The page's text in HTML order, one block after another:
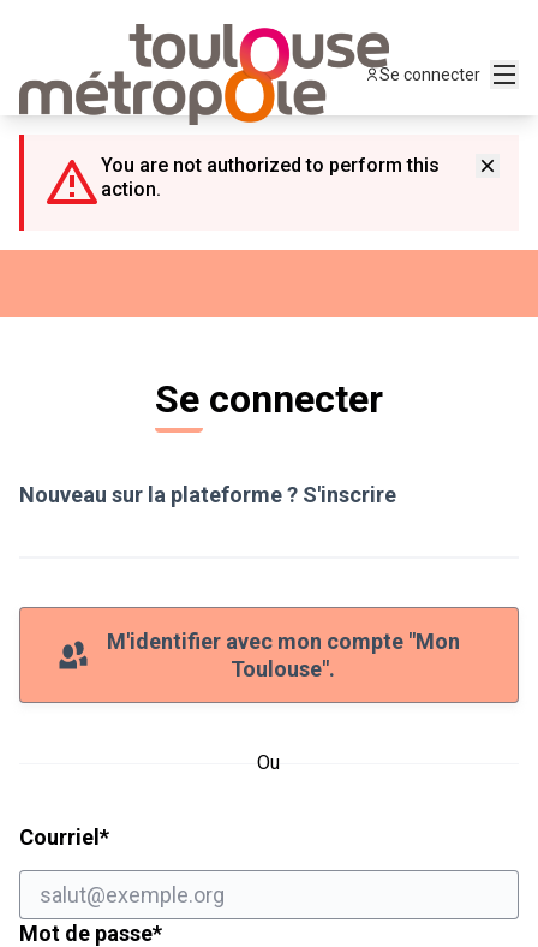
Se connecter
You are not authorized to perform this
action.
Se connecter
Nouveau sur la plateforme ? S'inscrire
M'identifier avec mon compte "Mon
Toulouse".
Ou
Courriel *Champ obligatoire
Mot de passe*Champ obligatoire